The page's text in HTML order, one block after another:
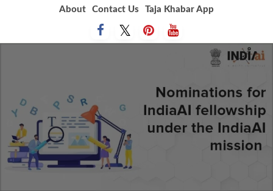
About Contact Us Taja Khabar App